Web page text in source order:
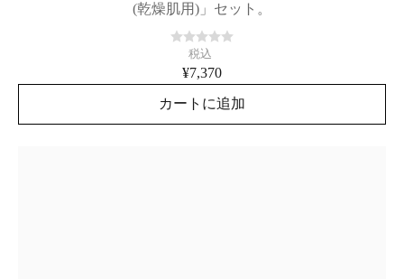
(乾燥肌用)」セット。
税込
¥7,370
カートに追加